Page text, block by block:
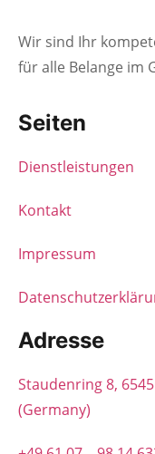
Wir sind Ihr
für alle Belange im
Seiten
Dienstleistungen
Kontakt
Impressum
Adresse
Staudenring 8,
(Germany)